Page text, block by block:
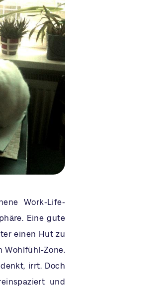
Work-Life-
Eine gute
einen Hut zu
Wohlfühl-Zone.
irrt. Doch
und